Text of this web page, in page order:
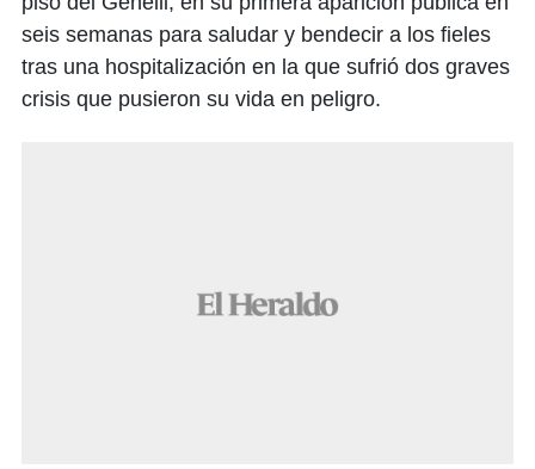
seis semanas para saludar y bendecir a los fieles
tras una hospitalización en la que sufrió dos graves
crisis que pusieron su vida en peligro.